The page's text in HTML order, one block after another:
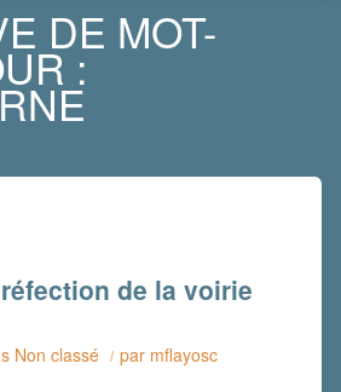
DE MOT-
:
de la voirie
Non classé / par mflayosc